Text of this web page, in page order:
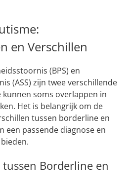
en Verschillen
(BPS) en
(ASS) zijn twee verschillende
soms overlappen in
Het is belangrijk om de
tussen borderline en
een passende diagnose en
Borderline en